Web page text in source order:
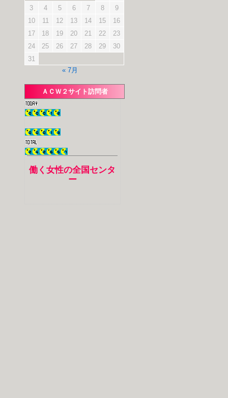
3
4 5 6 7 8
9
10
11 12 13 14 15
16
17
18 19 20 21 22
23
24
25 26 27 28 29
30
31
« 7月
ＡＣＷ２サイト訪問者
働く女性の全国センタ
ー